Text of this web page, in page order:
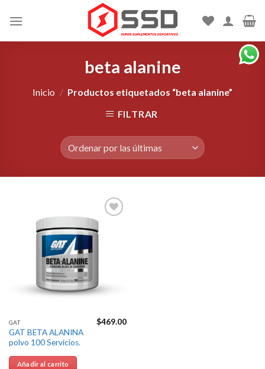
beta alanine
Inicio / Productos etiquetados “beta alanine”
FILTRAR
Agregar
GAT
GAT BETA ALANINA
polvo 100 Servicios.
$469.00
Añadir al carrito